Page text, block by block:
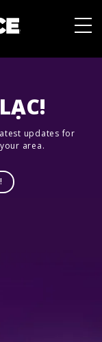
updates for
area.